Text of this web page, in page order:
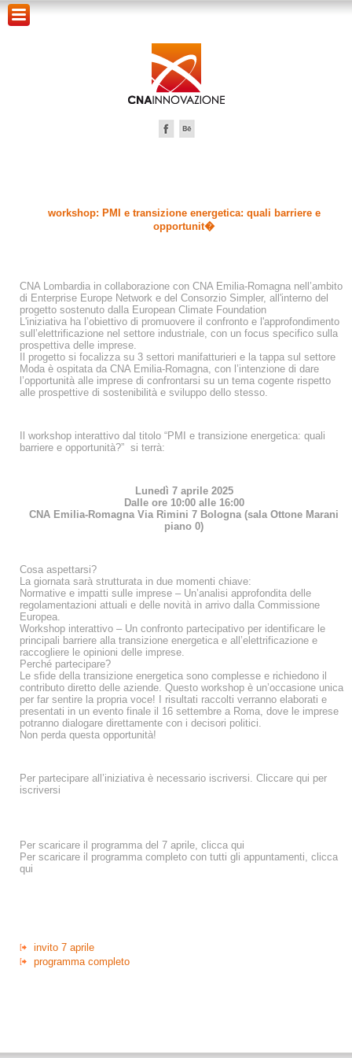
workshop: PMI e transizione energetica: quali barriere e
opportunit�
CNA Lombardia in collaborazione con CNA Emilia-Romagna nell’ambito
di Enterprise Europe Network e del Consorzio Simpler, all'interno del
progetto sostenuto dalla European Climate Foundation
L'iniziativa ha l’obiettivo di promuovere il confronto e l'approfondimento
sull’elettrificazione nel settore industriale, con un focus specifico sulla
prospettiva delle imprese.
Il progetto si focalizza su 3 settori manifatturieri e la tappa sul settore
Moda è ospitata da CNA Emilia-Romagna, con l’intenzione di dare
l’opportunità alle imprese di confrontarsi su un tema cogente rispetto
alle prospettive di sostenibilità e sviluppo dello stesso.
Il workshop interattivo dal titolo “PMI e transizione energetica: quali
barriere e opportunità?” si terrà:
Lunedì 7 aprile 2025
Dalle ore 10:00 alle 16:00
CNA Emilia-Romagna Via Rimini 7 Bologna (sala Ottone Marani
piano 0)
Cosa aspettarsi?
La giornata sarà strutturata in due momenti chiave:
Normative e impatti sulle imprese – Un’analisi approfondita delle
regolamentazioni attuali e delle novità in arrivo dalla Commissione
Europea.
Workshop interattivo – Un confronto partecipativo per identificare le
principali barriere alla transizione energetica e all’elettrificazione e
raccogliere le opinioni delle imprese.
Perché partecipare?
Le sfide della transizione energetica sono complesse e richiedono il
contributo diretto delle aziende. Questo workshop è un’occasione unica
per far sentire la propria voce! I risultati raccolti verranno elaborati e
presentati in un evento finale il 16 settembre a Roma, dove le imprese
potranno dialogare direttamente con i decisori politici.
Non perda questa opportunità!
Per partecipare all’iniziativa è necessario iscriversi. Cliccare qui per
iscriversi
Per scaricare il programma del 7 aprile, clicca qui
Per scaricare il programma completo con tutti gli appuntamenti, clicca
qui
invito 7 aprile
programma completo